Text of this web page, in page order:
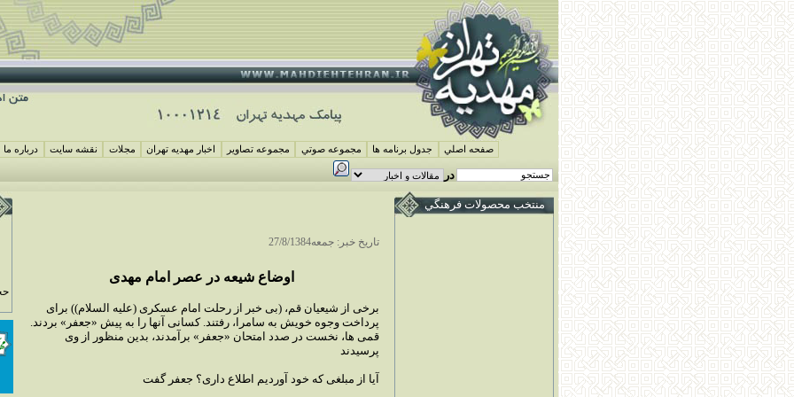
درباره ما نقشه سايت مجلات اخبار مهديه تهران مجموعه تصاوير مجموعه صوتي جدول برنامه ها صفحه اصلي
در
منتخب محصولات فرهنگي
تاريخ خبر: جمعه27/8/1384
اوضاع شيعه در عصر امام مهدى
برخى از شيعيان قم، (بى خبر از رحلت امام عسكرى (عليه السلام)) براى
پرداخت وجوه خويش به سامرا، رفتند. كسانى آنها را به پيش «جعفر» بردند.
قمى ها، نخست در صدد امتحان «جعفر» برآمدند، بدين منظور از وى
پرسيدند
آيا از مبلغى كه خود آورديم اطلاع دارى؟ جعفر گفت